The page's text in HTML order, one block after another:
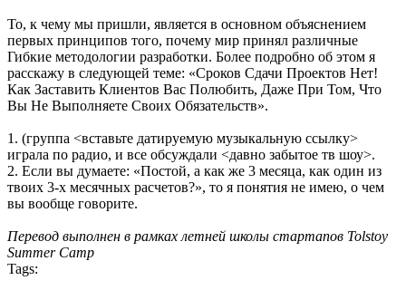
То, к чему мы пришли, является в основном объяснением
первых принципов того, почему мир принял различные
Гибкие методологии разработки. Более подробно об этом я
расскажу в следующей теме: «Сроков Сдачи Проектов Нет!
Как Заставить Клиентов Вас Полюбить, Даже При Том, Что
Вы Не Выполняете Своих Обязательств».
1. (группа <вставьте датируемую музыкальную ссылку>
играла по радио, и все обсуждали <давно забытое тв шоу>.
2. Если вы думаете: «Постой, а как же 3 месяца, как один из
твоих 3-х месячных расчетов?», то я понятия не имею, о чем
вы вообще говорите.
Перевод выполнен в рамках летней школы стартапов Tolstoy
Summer Camp
Tags: